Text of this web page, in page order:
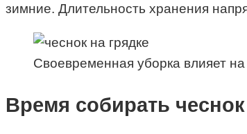
зимние. Длительность хранения
Своевременная уборка влияет
Время собирать чеснок